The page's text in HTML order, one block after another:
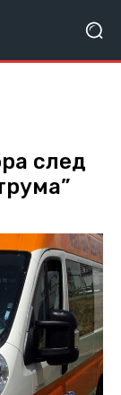
след